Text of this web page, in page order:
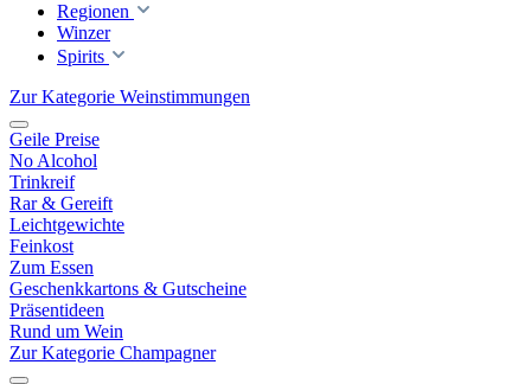
Regionen
Winzer
Spirits
Zur Kategorie Weinstimmungen
Geile Preise
No Alcohol
Trinkreif
Rar & Gereift
Leichtgewichte
Feinkost
Zum Essen
Geschenkkartons & Gutscheine
Präsentideen
Rund um Wein
Zur Kategorie Champagner